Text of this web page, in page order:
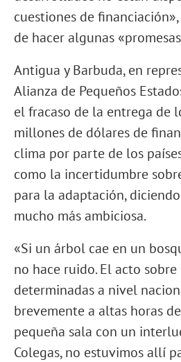
cuestiones de
de hacer algunas
Antigua y Barbuda, en
Alianza de Pequeños
el fracaso de la entrega de
millones de dólares de
clima por parte de los
como la incertidumbre
para la adaptación,
mucho más ambiciosa.
«Si un árbol cae en un
no hace ruido. El acto
determinadas a nivel
brevemente a altas horas
pequeña sala con un
Colegas, no estuvimos allí